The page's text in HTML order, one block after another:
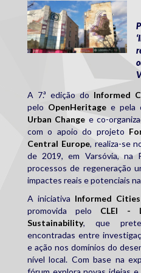
A 7.ª edição do Informed
pelo OpenHeritage e pela
Urban Change e co-
com o apoio do projeto
Central Europe, realiza-se
de 2019, em Varsóvia, na
processos de regeneração
impactes reais e potenciais
A iniciativa Informed Cities
promovida pelo CLEI -
Sustainability, que
encontradas entre
e ação nos domínios do
nível local. Com base na